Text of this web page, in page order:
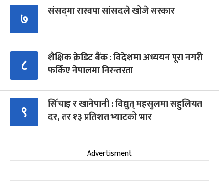
७ संसद्‍मा रास्वपा सांसदले खोजे सरकार
८
शैक्षिक क्रेडिट बैंक : विदेशमा अध्ययन पूरा नगरी
फर्किए नेपालमा निरन्तरता
९
सिँचाइ र खानेपानी : विद्युत् महसुलमा सहुलियत
दर, तर १३ प्रतिशत भ्याटको भार
Advertisment